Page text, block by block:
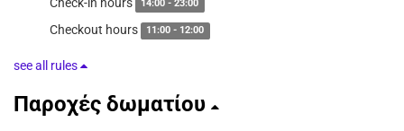
14:00 - 23:00
Checkout hours 11:00 - 12:00
see all rules
Παροχές δωματίου